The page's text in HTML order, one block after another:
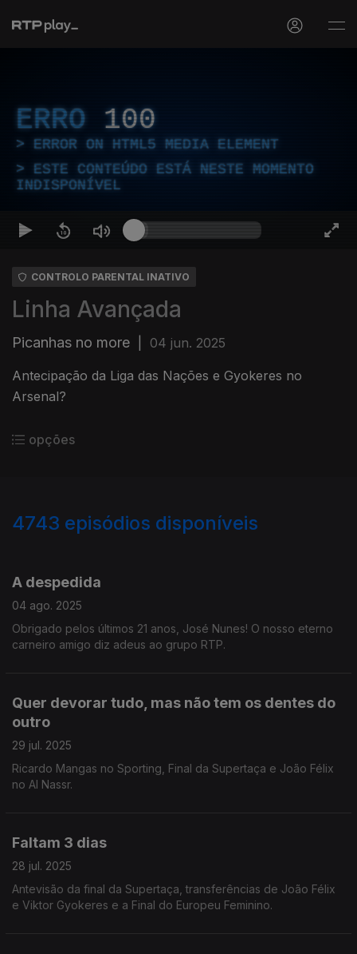
ERRO 100
ERROR ON HTML5 MEDIA ELEMENT
ESTE CONTEÚDO ESTÁ NESTE MOMENTO
INDISPONÍVEL
CONTROLO PARENTAL INATIVO
Linha Avançada
Picanhas no more 04 jun. 2025
Antecipação da Liga das Nações e Gyokeres no
Arsenal?
opções
4743 episódios disponíveis
A despedida
04 ago. 2025
Obrigado pelos últimos 21 anos, José Nunes! O nosso eterno
carneiro amigo diz adeus ao grupo RTP.
Quer devorar tudo, mas não tem os dentes do
outro
29 jul. 2025
Ricardo Mangas no Sporting, Final da Supertaça e João Félix
no Al Nassr.
Faltam 3 dias
28 jul. 2025
Antevisão da final da Supertaça, transferências de João Félix
e Viktor Gyokeres e a Final do Europeu Feminino.